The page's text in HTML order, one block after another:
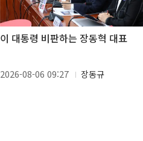
이 대통령 비판하는 장동혁 대표
2026-08-06 09:27 장동규